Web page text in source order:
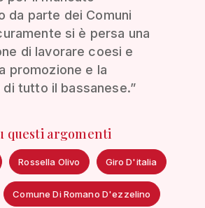
da parte dei Comuni
si è persa una
di lavorare coesi e
promozione e la
tutto il bassanese.”
questi argomenti
Rossella Olivo Giro D'italia
Comune Di Romano D'ezzelino